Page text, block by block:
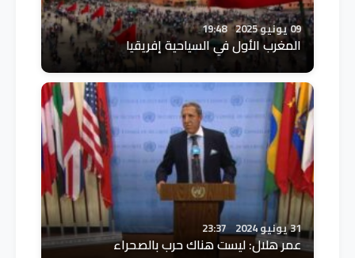
09 يونيو 2025 19:48
المغرب الأول في السياحية إفريقيا
31 يونيو 2024 23:37
عمر هلال: ليست هناك حرب بالصحراء